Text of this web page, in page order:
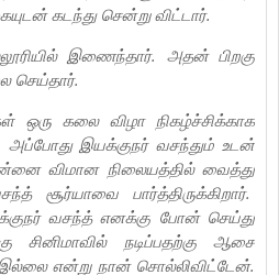
கடந்து சென்று விட்டார்.
இணைந்தார். அதன் பிறகு
செய்தார்.
ஒரு கலை விழா நிகழ்ச்சிக்காக
அப்போது இயக்குநர் வசந்தும் உடன்
விமான நிலையத்தில் வைத்து
சூர்யாவை பார்த்திருக்கிறார்.
வசந்த் எனக்கு போன் செய்து
சினிமாவில் நடிப்பதற்கு ஆசை
இல்லை என்று நான் சொல்லிவிட்டேன்.